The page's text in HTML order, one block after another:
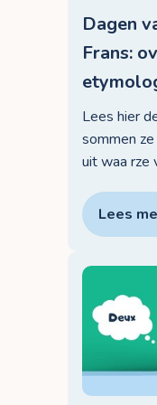
Dagen
Frans:
Lees hier
sommen
uit waa rze
Lees